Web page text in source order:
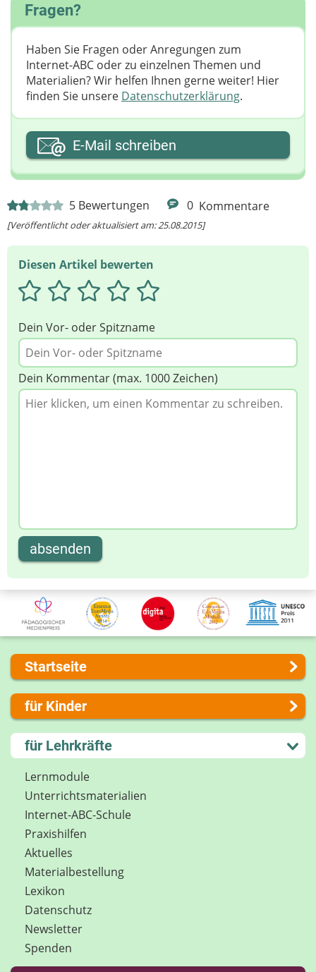
5 Bewertungen 0 Kommentare
[Veröffentlicht oder aktualisiert am: 25.08.2015]
Diesen Artikel bewerten
Dein Vor- oder Spitzname
Dein Kommentar (max. 1000 Zeichen)
absenden
Fragen?
Haben Sie Fragen oder Anregungen zum
Internet-ABC oder zu einzelnen Themen und
Materialien? Wir helfen Ihnen gerne weiter! ​Hier
finden Sie unsere Datenschutzerklärung.
Ihre E-Mail-Adresse
Ihre Nachricht
E-Mail schreiben
Startseite
Über uns
Presse
Kontakt
Impressum
Internet-ABC Sitemap
Barrierefreiheit
Länderprojekte
für Kinder
Lernen und Schule
Hobby und Freizeit
Spiel und Spaß
Mitreden und Mitmachen
Lexikon
Datenschutz
Newsletter
für Lehrkräfte
Lernmodule
Unterrichts­materialien
Internet-ABC-Schule
Praxishilfen
Aktuelles
Materialbestellung
Lexikon
Datenschutz
Newsletter
Spenden